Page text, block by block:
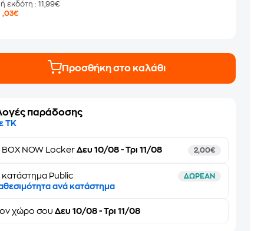
εκδότη: 11,99€
,03€
Προσθήκη στο καλάθι
παράδοσης
ΤΚ
BOX NOW Locker Δευ 10/08 - Τρι 11/08 2,00€
κατάστημα Public ΔΩΡΕΑΝ
ανά κατάστημα
χώρο σου Δευ 10/08 - Τρι 11/08